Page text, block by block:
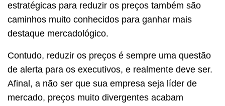
estratégicas para reduzir os preços também são
caminhos muito conhecidos para ganhar mais
destaque mercadológico.
Contudo, reduzir os preços é sempre uma questão
de alerta para os executivos, e realmente deve ser.
Afinal, a não ser que sua empresa seja líder de
mercado, preços muito divergentes acabam